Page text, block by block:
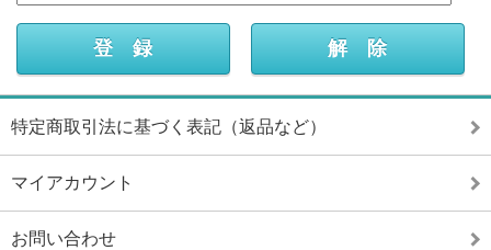
特定商取引法に基づく表記（返品など）
マイアカウント
お問い合わせ